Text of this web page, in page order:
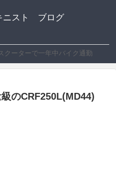
ニスト ブログ
クーターで一年中バイク通勤
のCRF250L(MD44)